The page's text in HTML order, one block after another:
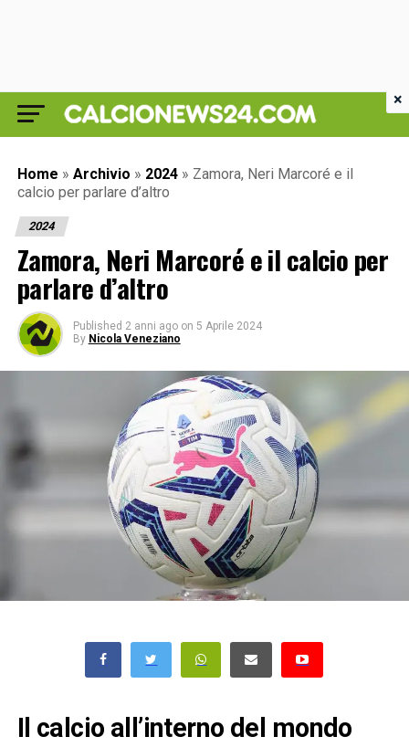
Home » Archivio » 2024 » Zamora, Neri Marcoré e il
calcio per parlare d’altro
2024
Zamora, Neri Marcoré e il calcio per
parlare d’altro
Published 2 anni ago on 5 Aprile 2024
By Nicola Veneziano
Il calcio all’interno del mondo
×